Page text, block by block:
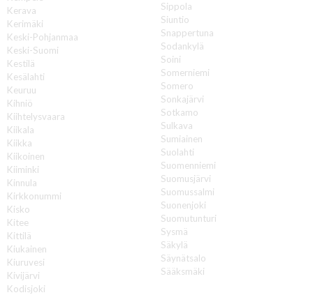
Kerava
Kerimäki
Keski-Pohjanmaa
Keski-Suomi
Kestilä
Kesälahti
Keuruu
Kihniö
Kiihtelysvaara
Kiikala
Kiikka
Kiikoinen
Kiiminki
Kinnula
Kirkkonummi
Kisko
Kitee
Kittilä
Kiukainen
Kiuruvesi
Kivijärvi
Kodisjoki
Sippola
Siuntio
Snappertuna
Sodankylä
Soini
Somerniemi
Somero
Sonkajärvi
Sotkamo
Sulkava
Sumiainen
Suolahti
Suomenniemi
Suomusjärvi
Suomussalmi
Suonenjoki
Suomutunturi
Sysmä
Säkylä
Säynätsalo
Sääksmäki